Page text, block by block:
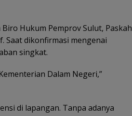
Hukum Pemprov Sulut, Paskah
Saat dikonfirmasi mengenai
singkat.
Dalam Negeri,”
di lapangan. Tanpa adanya